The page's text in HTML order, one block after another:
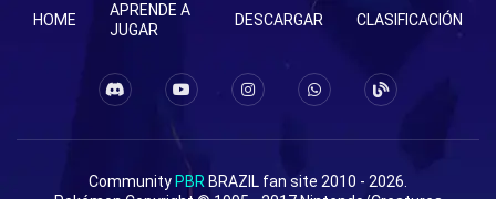
HOME
APRENDE A
JUGAR
DESCARGAR CLASIFICACIÓN
Community PBR BRAZIL fan site 2010 - 2026.